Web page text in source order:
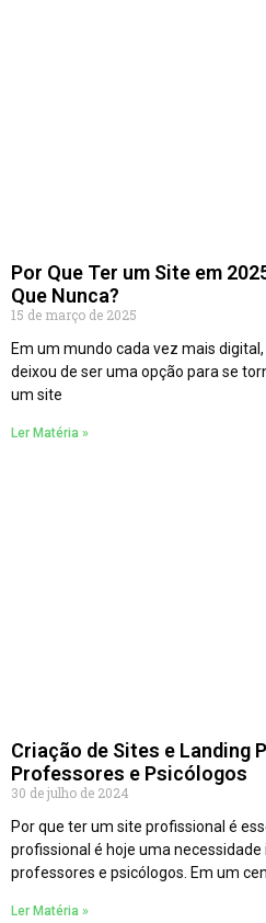
Por Que Ter um Site em
Que Nunca?
15 de março de 2025
Em um mundo cada vez mais
deixou de ser uma opção para se
um site
Ler Matéria »
Criação de Sites e Landing
Professores e Psicólogos
30 de julho de 2024
Por que ter um site profissional é
profissional é hoje uma
professores e psicólogos. Em um
Ler Matéria »